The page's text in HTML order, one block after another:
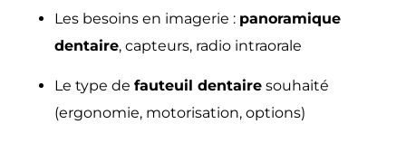
Les besoins en imagerie : panoramique
dentaire, capteurs, radio intraorale
Le type de fauteuil dentaire souhaité
(ergonomie, motorisation, options)